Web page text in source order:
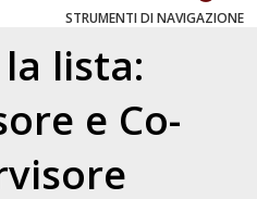
STRUMENTI DI NAVIGAZIONE
lista:
e Co-